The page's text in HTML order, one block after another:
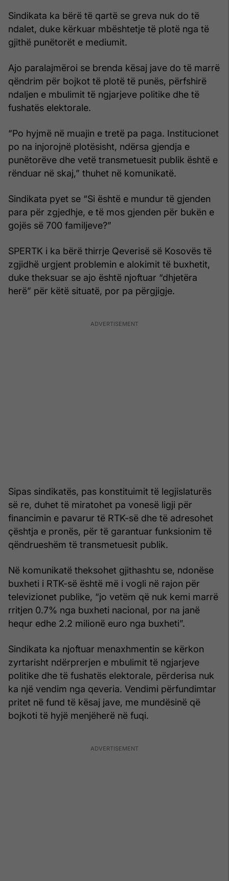
Sindikata ka bërë të qartë se greva nuk do të
ndalet, duke kërkuar mbështetje të plotë nga të
gjithë punëtorët e mediumit.
Ajo paralajmëroi se brenda kësaj jave do të marrë
qëndrim për bojkot të plotë të punës, përfshirë
ndaljen e mbulimit të ngjarjeve politike dhe të
fushatës elektorale.
“Po hyjmë në muajin e tretë pa paga. Institucionet
po na injorojnë plotësisht, ndërsa gjendja e
punëtorëve dhe vetë transmetuesit publik është e
rënduar në skaj,” thuhet në komunikatë.
Sindikata pyet se “Si është e mundur të gjenden
para për zgjedhje, e të mos gjenden për bukën e
gojës së 700 familjeve?”
SPERTK i ka bërë thirrje Qeverisë së Kosovës të
zgjidhë urgjent problemin e alokimit të buxhetit,
duke theksuar se ajo është njoftuar “dhjetëra
herë” për këtë situatë, por pa përgjigje.
Sipas sindikatës, pas konstituimit të legjislaturës
së re, duhet të miratohet pa vonesë ligji për
financimin e pavarur të RTK-së dhe të adresohet
çështja e pronës, për të garantuar funksionim të
qëndrueshëm të transmetuesit publik.
Në komunikatë theksohet gjithashtu se, ndonëse
buxheti i RTK-së është më i vogli në rajon për
televizionet publike, “jo vetëm që nuk kemi marrë
rritjen 0.7% nga buxheti nacional, por na janë
hequr edhe 2.2 milionë euro nga buxheti”.
Sindikata ka njoftuar menaxhmentin se kërkon
zyrtarisht ndërprerjen e mbulimit të ngjarjeve
politike dhe të fushatës elektorale, përderisa nuk
ka një vendim nga qeveria. Vendimi përfundimtar
pritet në fund të kësaj jave, me mundësinë që
bojkoti të hyjë menjëherë në fuqi.